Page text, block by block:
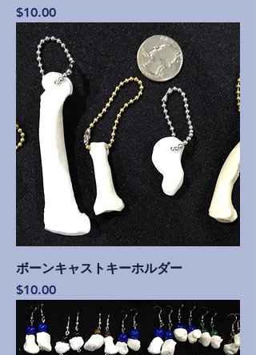
価格
$10.00
ボーンキャストキーホルダー
価格
$10.00